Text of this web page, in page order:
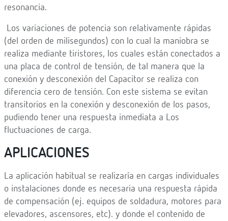
resonancia.
Los variaciones de potencia son relativamente rápidas
(del orden de milisegundos) con lo cual la maniobra se
realiza mediante tiristores, los cuales están conectados a
una placa de control de tensión, de tal manera que la
conexión y desconexión del Capacitor se realiza con
diferencia cero de tensión. Con este sistema se evitan
transitorios en la conexión y desconexión de los pasos,
pudiendo tener una respuesta inmediata a Los
fluctuaciones de carga.
APLICACIONES
La aplicación habitual se realizaría en cargas individuales
o instalaciones donde es necesaria una respuesta rápida
de compensación (ej. equipos de soldadura, motores para
elevadores, ascensores, etc). y donde el contenido de